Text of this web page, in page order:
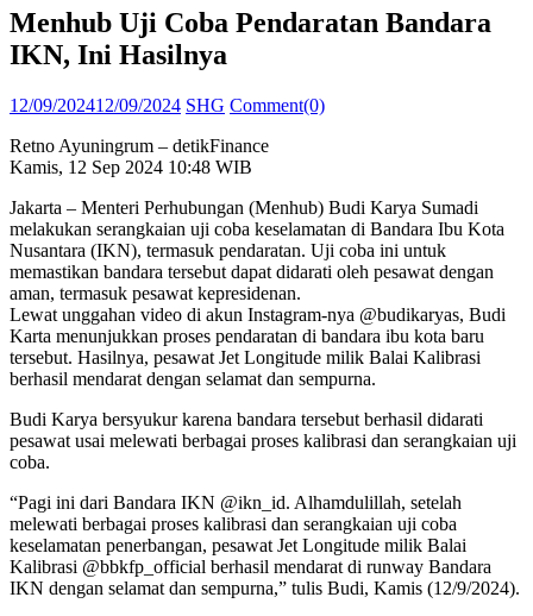
Menhub Uji Coba Pendaratan Bandara
IKN, Ini Hasilnya
Posted
12/09/202412/09/2024 Author
SHG Comment(0)
Retno Ayuningrum – detikFinance
Kamis, 12 Sep 2024 10:48 WIB
Jakarta – Menteri Perhubungan (Menhub) Budi Karya Sumadi
melakukan serangkaian uji coba keselamatan di Bandara Ibu Kota
Nusantara (IKN), termasuk pendaratan. Uji coba ini untuk
memastikan bandara tersebut dapat didarati oleh pesawat dengan
aman, termasuk pesawat kepresidenan.
Lewat unggahan video di akun Instagram-nya @budikaryas, Budi
Karta menunjukkan proses pendaratan di bandara ibu kota baru
tersebut. Hasilnya, pesawat Jet Longitude milik Balai Kalibrasi
berhasil mendarat dengan selamat dan sempurna.
Budi Karya bersyukur karena bandara tersebut berhasil didarati
pesawat usai melewati berbagai proses kalibrasi dan serangkaian uji
coba.
“Pagi ini dari Bandara IKN @ikn_id. Alhamdulillah, setelah
melewati berbagai proses kalibrasi dan serangkaian uji coba
keselamatan penerbangan, pesawat Jet Longitude milik Balai
Kalibrasi @bbkfp_official berhasil mendarat di runway Bandara
IKN dengan selamat dan sempurna,” tulis Budi, Kamis (12/9/2024).